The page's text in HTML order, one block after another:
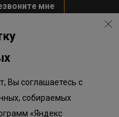
мне
Вы соглашаетесь с
собираемых
«Яндекс